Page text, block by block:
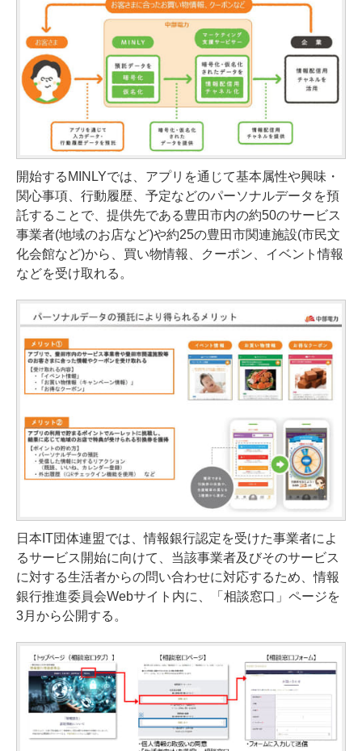
開始するMINLYでは、アプリを通じて基本属性や興味・
関心事項、行動履歴、予定などのパーソナルデータを預
託することで、提供先である豊田市内の約50のサービス
事業者(地域のお店など)や約25の豊田市関連施設(市民文
化会館など)から、買い物情報、クーポン、イベント情報
などを受け取れる。
日本IT団体連盟では、情報銀行認定を受けた事業者によ
るサービス開始に向けて、当該事業者及びそのサービス
に対する生活者からの問い合わせに対応するため、情報
銀行推進委員会Webサイト内に、「相談窓口」ページを
3月から公開する。